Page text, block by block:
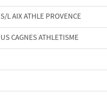
S/L AIX ATHLE PROVENCE
US CAGNES ATHLETISME